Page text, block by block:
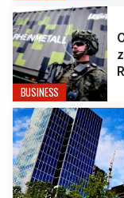
BUSINESS